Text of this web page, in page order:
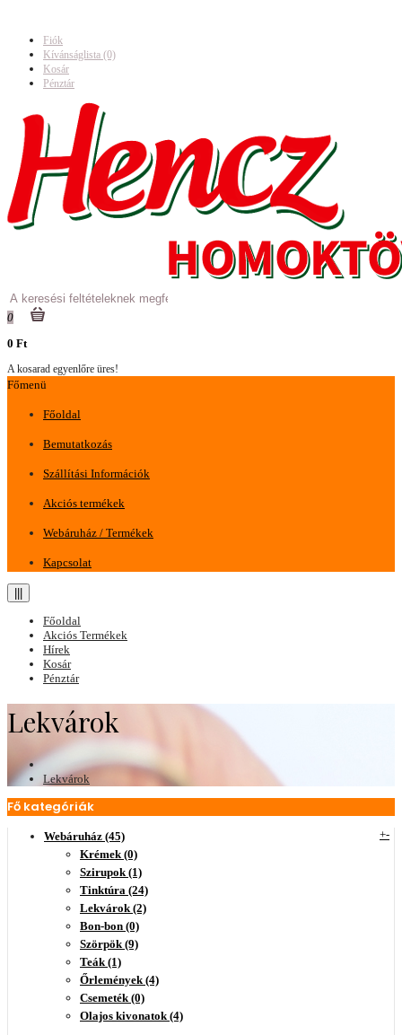
Fiók
Kívánságlista (0)
Kosár
Pénztár
0
0 Ft
A kosarad egyenlőre üres!
Főmenü
Főoldal
Bemutatkozás
Szállítási Információk
Akciós termékek
Webáruház / Termékek
Kapcsolat
Főoldal
Akciós Termékek
Hírek
Kosár
Pénztár
Lekvárok
Lekvárok
Fő kategóriák
Webáruház (45) +-
Krémek (0)
Szirupok (1)
Tinktúra (24)
Lekvárok (2)
Bon-bon (0)
Szörpök (9)
Teák (1)
Őrlemények (4)
Csemeték (0)
Olajos kivonatok (4)